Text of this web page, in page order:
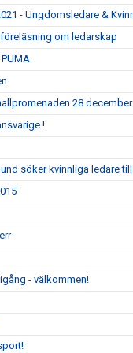
- Ungdomsledare &
om ledarskap
28 december
!
söker kvinnliga ledare
- välkommen!